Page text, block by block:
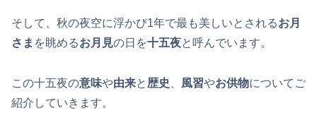
そして、秋の夜空に浮かび1年で最も美しいとされるお月
さま を眺めるお月見の日を十五夜と呼んでいます。
この十五夜の意味や由来と 歴史 風習やお供物についてご
紹介していきます。